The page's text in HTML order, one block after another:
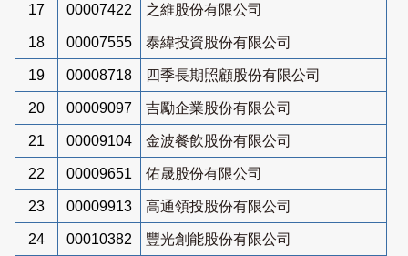
17 00007422 之維股份有限公司
18 00007555 泰緯投資股份有限公司
19 00008718 四季長期照顧股份有限公司
20 00009097 吉勵企業股份有限公司
21 00009104 金波餐飲股份有限公司
22 00009651 佑晟股份有限公司
23 00009913 高通領投股份有限公司
24 00010382 豐光創能股份有限公司